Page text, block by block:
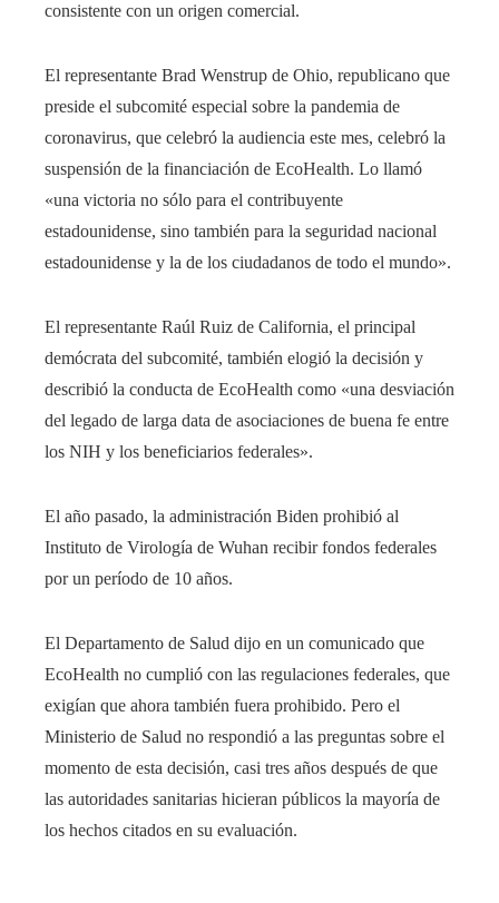
consistente con un origen comercial.
El representante Brad Wenstrup de Ohio, republicano que
preside el subcomité especial sobre la pandemia de
coronavirus, que celebró la audiencia este mes, celebró la
suspensión de la financiación de EcoHealth. Lo llamó
«una victoria no sólo para el contribuyente
estadounidense, sino también para la seguridad nacional
estadounidense y la de los ciudadanos de todo el mundo».
El representante Raúl Ruiz de California, el principal
demócrata del subcomité, también elogió la decisión y
describió la conducta de EcoHealth como «una desviación
del legado de larga data de asociaciones de buena fe entre
los NIH y los beneficiarios federales».
El año pasado, la administración Biden prohibió al
Instituto de Virología de Wuhan recibir fondos federales
por un período de 10 años.
El Departamento de Salud dijo en un comunicado que
EcoHealth no cumplió con las regulaciones federales, que
exigían que ahora también fuera prohibido. Pero el
Ministerio de Salud no respondió a las preguntas sobre el
momento de esta decisión, casi tres años después de que
las autoridades sanitarias hicieran públicos la mayoría de
los hechos citados en su evaluación.